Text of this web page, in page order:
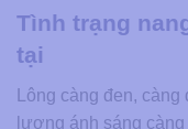
Tình trạng
tại
Lông càng đen,
lượng ánh sáng